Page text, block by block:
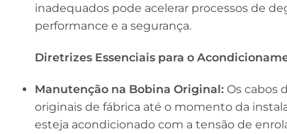
inadequados pode acelerar processos de
performance e a segurança.
Diretrizes Essenciais para o
Manutenção na Bobina Original:Os cabos
originais de fábrica até o momento da
esteja acondicionado com a tensão de